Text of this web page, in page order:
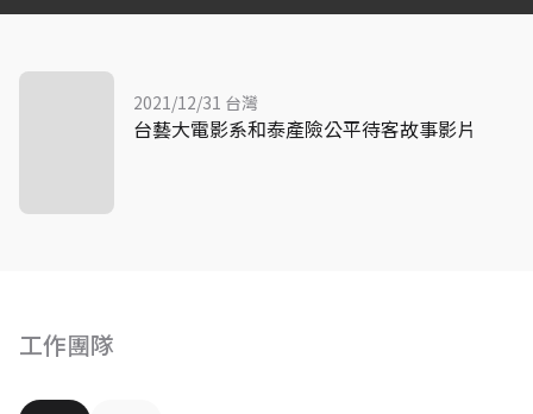
工作團隊
2021/12/31 台灣
台藝大電影系和泰產險公平待客故事影片